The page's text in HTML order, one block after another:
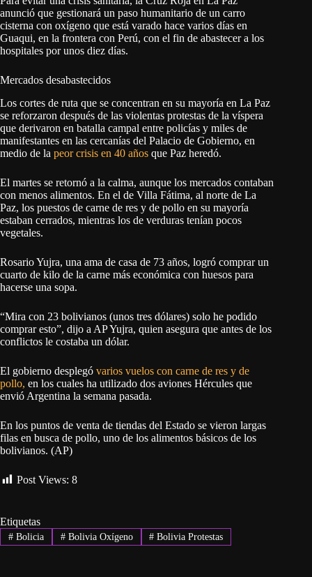
anunció que gestionará un paso humanitario de un carro
cisterna con oxígeno que está varado hace varios días en
Guaqui, en la frontera con Perú, con el fin de abastecer a los
hospitales por unos diez días.
Mercados desabastecidos
Los cortes de ruta que se concentran en su mayoría en La Paz
se reforzaron después de las violentas protestas de la víspera
que derivaron en batalla campal entre policías y miles de
manifestantes en las cercanías del Palacio de Gobierno, en
medio de la peor crisis en 40 años que Paz heredó.
El martes se retornó a la calma, aunque los mercados contaban
con menos alimentos. En el de Villa Fátima, al norte de La
Paz, los puestos de carne de res y de pollo en su mayoría
estaban cerrados, mientras los de verduras tenían pocos
vegetales.
Rosario Yujra, una ama de casa de 73 años, logró comprar un
cuarto de kilo de la carne más económica con huesos para
hacerse una sopa.
“Mira con 23 bolivianos (unos tres dólares) solo he podido
comprar esto”, dijo a AP Yujra, quien asegura que antes de los
conflictos le costaba un dólar.
El gobierno desplegó varios vuelos con carne de res y de
pollo, en los cuales ha utilizado dos aviones Hércules que
envió Argentina la semana pasada.
En los puntos de venta de tiendas del Estado se vieron largas
filas en busca de pollo, uno de los alimentos básicos de los
bolivianos. (AP)
Post Views: 8
Etiquetas
#Bolicia #Bolivia Oxígeno # Bolivia Protestas